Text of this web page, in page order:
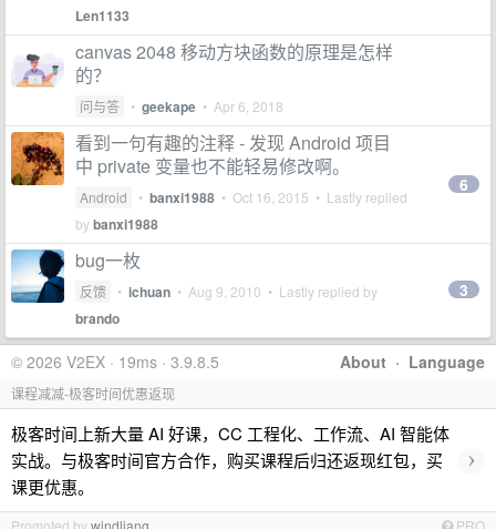
Len1133
canvas 2048 移动方块函数的原理是怎样
的？
问与答 • geekape • Apr 6, 2018
看到一句有趣的注释 - 发现 Android 项目
中 private 变量也不能轻易修改啊。
Android • banxi1988 • Oct 16, 2015 • Lastly replied
bybanxi1988
6
bug一枚
反馈 • ichuan • Aug 9, 2010 • Lastly replied by
brando
3
About · Language
© 2026 V2EX · 19ms · 3.9.8.5
课程减减-极客时间优惠返现
极客时间上新大量 AI 好课，CC 工程化、工作流、AI 智能体
实战。与极客时间官方合作，购买课程后归还返现红包，买
课更优惠。
›
Promoted bywindliang PRO